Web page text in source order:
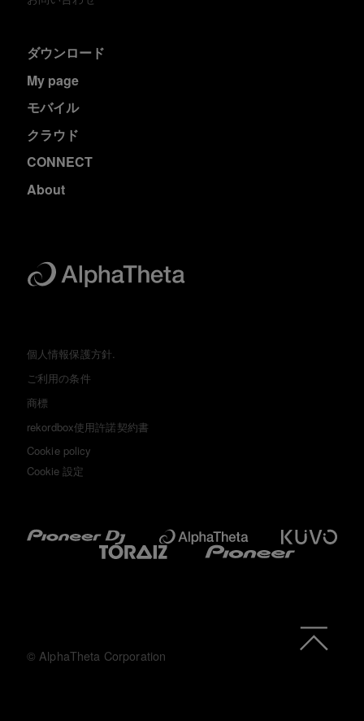
ダウンロード
My page
モバイル
クラウド
CONNECT
About
個人情報保護方針.
ご利用の条件
商標
rekordbox使用許諾契約書
Cookie policy
Cookie 設定
© AlphaTheta Corporation